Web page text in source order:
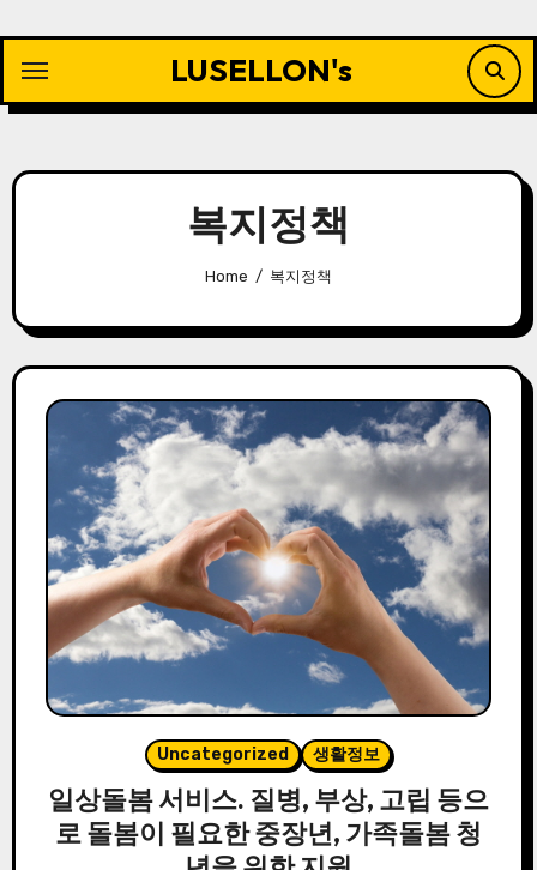
content
LUSELLON's
복지정책
Home 복지정책
Uncategorized 생활정보
일상돌봄 서비스. 질병, 부상, 고립 등으
로 돌봄이 필요한 중장년, 가족돌봄 청